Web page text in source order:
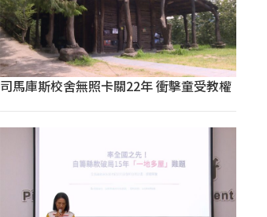
司馬庫斯校舍無照卡關22年 衝擊童受教權